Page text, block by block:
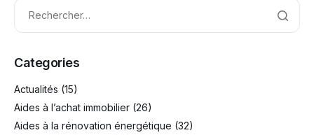
Categories
Actualités (15)
Aides à l’achat immobilier (26)
Aides à la rénovation énergétique (32)